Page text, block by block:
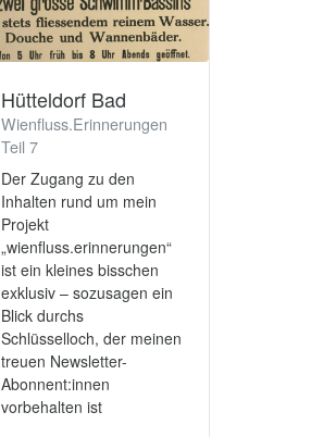
Hütteldorf Bad
Wienfluss.Erinnerungen
Teil 7
Der Zugang zu den
Inhalten rund um mein
Projekt
„wienfluss.erinnerungen“
ist ein kleines bisschen
exklusiv – sozusagen ein
Blick durchs
Schlüsselloch, der meinen
treuen Newsletter-
Abonnent:innen
vorbehalten ist